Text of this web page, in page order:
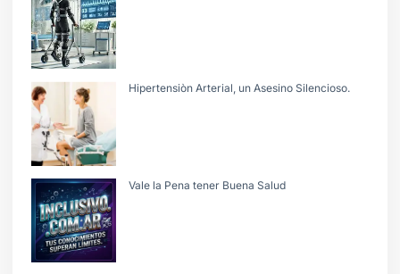
Hipertensiòn Arterial, un Asesino Silencioso.
Vale la Pena tener Buena Salud